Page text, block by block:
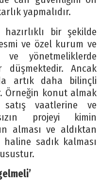
yapmalıdır.
bir şekilde
ve özel kurum ve
yönetmeliklerde
düşmektedir. Ancak
artık daha bilinçli
Örneğin konut almak
vaatlerine ve
projeyi kimin
alması ve aldıktan
sadık kalması